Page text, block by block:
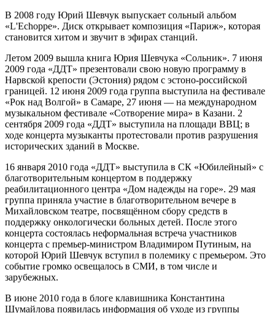
В 2008 году Юрий Шевчук выпускает сольный альбом
«L'Echoppe». Диск открывает композиция «Париж», которая
становится хитом и звучит в эфирах станций.
Летом 2009 вышла книга Юрия Шевчука «Сольник». 7 июня
2009 года «ДДТ» презентовали свою новую программу в
Нарвской крепости (Эстония) рядом с эстоно-российской
границей. 12 июня 2009 года группа выступила на фестивале
«Рок над Волгой» в Самаре, 27 июня — на международном
музыкальном фестивале «Сотворение мира» в Казани. 2
сентября 2009 года «ДДТ» выступила на площади ВВЦ; в
ходе концерта музыканты протестовали против разрушения
исторических зданий в Москве.
16 января 2010 года «ДДТ» выступила в СК «Юбилейный» с
благотворительным концертом в поддержку
реабилитационного центра «Дом надежды на горе». 29 мая
группа приняла участие в благотворительном вечере в
Михайловском театре, посвящённом сбору средств в
поддержку онкологически больных детей. После этого
концерта состоялась неформальная встреча участников
концерта с премьер-министром Владимиром Путиным, на
которой Юрий Шевчук вступил в полемику с премьером. Это
событие громко освещалось в СМИ, в том числе и
зарубежных.
В июне 2010 года в блоге клавишника Константина
Шумайлова появилась информация об уходе из группы